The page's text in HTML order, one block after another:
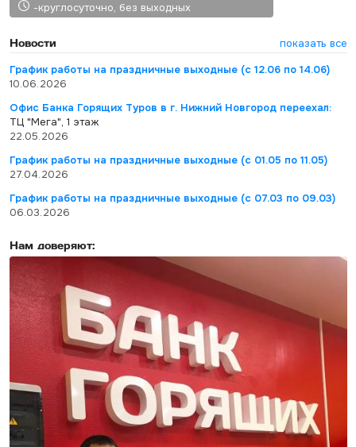
-круглосуточно, без выходных
Новости
показать все
График работы на праздничные выходные (с 12.06 по 14.06)
10.06.2026
Офис Банка Горящих Туров в г. Нижний Новгород переехал:
ТЦ "Мега", 1 этаж
22.05.2026
График работы на праздничные выходные (с 01.05 по 11.05)
27.04.2026
График работы на праздничные выходные (с 07.03 по 09.03)
06.03.2026
Нам доверяют: